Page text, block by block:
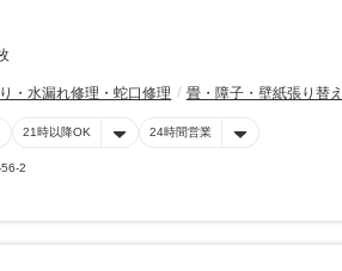
・水漏れ修理・蛇口修理 畳・障子・壁紙張り替
21時以降OK 24時間営業
2